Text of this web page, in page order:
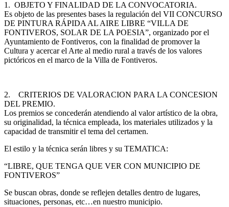
1. OBJETO Y FINALIDAD DE LA CONVOCATORIA.
Es objeto de las presentes bases la regulación del VII CONCURSO
DE PINTURA RÁPIDA AL AIRE LIBRE “VILLA DE
FONTIVEROS, SOLAR DE LA POESIA”, organizado por el
Ayuntamiento de Fontiveros, con la finalidad de promover la
Cultura y acercar el Arte al medio rural a través de los valores
pictóricos en el marco de la Villa de Fontiveros.
2. CRITERIOS DE VALORACION PARA LA CONCESION
DEL PREMIO.
Los premios se concederán atendiendo al valor artístico de la obra,
su originalidad, la técnica empleada, los materiales utilizados y la
capacidad de transmitir el tema del certamen.
El estilo y la técnica serán libres y su TEMATICA:
“LIBRE, QUE TENGA QUE VER CON MUNICIPIO DE
FONTIVEROS”
Se buscan obras, donde se reflejen detalles dentro de lugares,
situaciones, personas, etc…en nuestro municipio.